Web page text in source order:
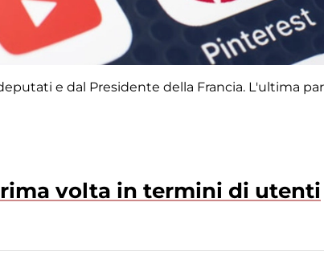
e dal Presidente della Francia. L'ultima
volta in termini di utenti